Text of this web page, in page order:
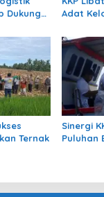
Dukung
Adat
Ternak
Sinergi
Puluhan